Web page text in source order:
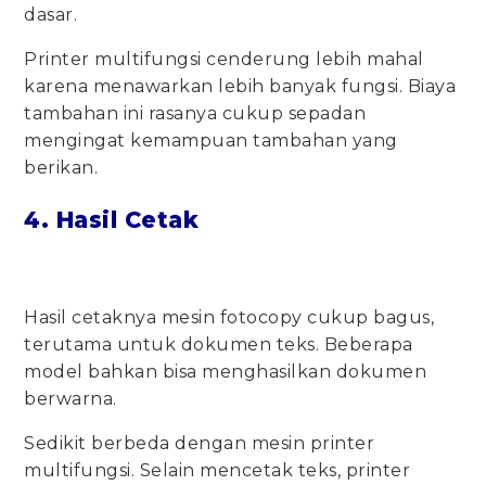
dasar.
Printer multifungsi cenderung lebih mahal
karena menawarkan lebih banyak fungsi. Biaya
tambahan ini rasanya cukup sepadan
mengingat kemampuan tambahan yang
berikan.
4. Hasil Cetak
Hasil cetaknya mesin fotocopy cukup bagus,
terutama untuk dokumen teks. Beberapa
model bahkan bisa menghasilkan dokumen
berwarna.
Sedikit berbeda dengan mesin printer
multifungsi. Selain mencetak teks, printer